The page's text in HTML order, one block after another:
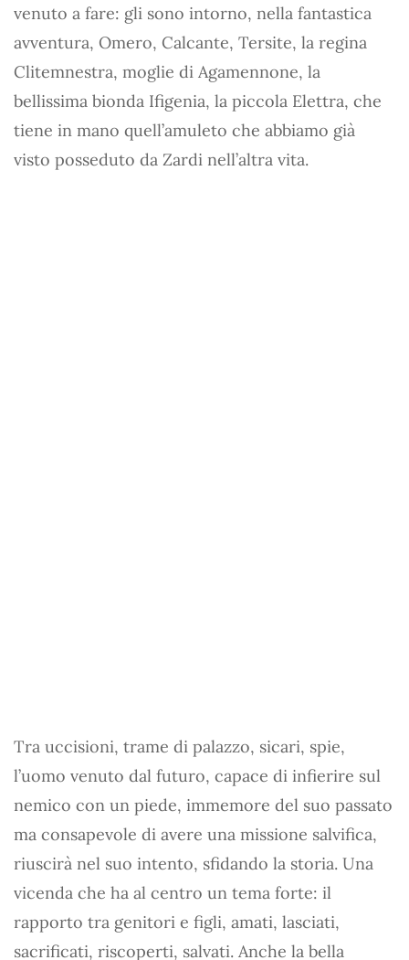
venuto a fare: gli sono intorno, nella fantastica
avventura, Omero, Calcante, Tersite, la regina
Clitemnestra, moglie di Agamennone, la
bellissima bionda Ifigenia, la piccola Elettra, che
tiene in mano quell’amuleto che abbiamo già
visto posseduto da Zardi nell’altra vita.
Tra uccisioni, trame di palazzo, sicari, spie,
l’uomo venuto dal futuro, capace di infierire sul
nemico con un piede, immemore del suo passato
ma consapevole di avere una missione salvifica,
riuscirà nel suo intento, sfidando la storia. Una
vicenda che ha al centro un tema forte: il
rapporto tra genitori e figli, amati, lasciati,
sacrificati, riscoperti, salvati. Anche la bella